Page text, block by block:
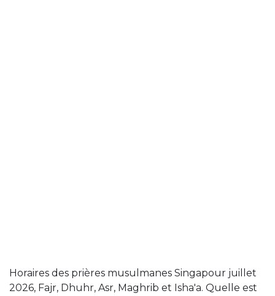
Horaires des prières musulmanes Singapour juillet
2026, Fajr, Dhuhr, Asr, Maghrib et Isha'a. Quelle est